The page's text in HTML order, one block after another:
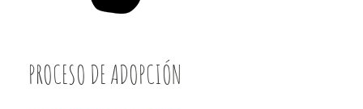
PROCESO DE ADOPCIÓN